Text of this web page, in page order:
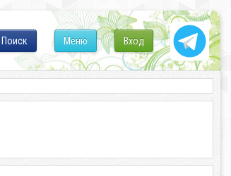
Вход
Меню
Поиск